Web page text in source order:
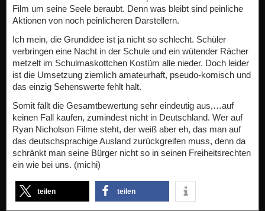
Film um seine Seele beraubt. Denn was bleibt sind peinliche
Aktionen von noch peinlicheren Darstellern.
Ich mein, die Grundidee ist ja nicht so schlecht. Schüler
verbringen eine Nacht in der Schule und ein wütender Rächer
metzelt im Schulmaskottchen Kostüm alle nieder. Doch leider
ist die Umsetzung ziemlich amateurhaft, pseudo-komisch und
das einzig Sehenswerte fehlt halt.
Somit fällt die Gesamtbewertung sehr eindeutig aus,…auf
keinen Fall kaufen, zumindest nicht in Deutschland. Wer auf
Ryan Nicholson Filme steht, der weiß aber eh, das man auf
das deutschsprachige Ausland zurückgreifen muss, denn da
schränkt man seine Bürger nicht so in seinen Freiheitsrechten
ein wie bei uns. (michi)
teilen teilen